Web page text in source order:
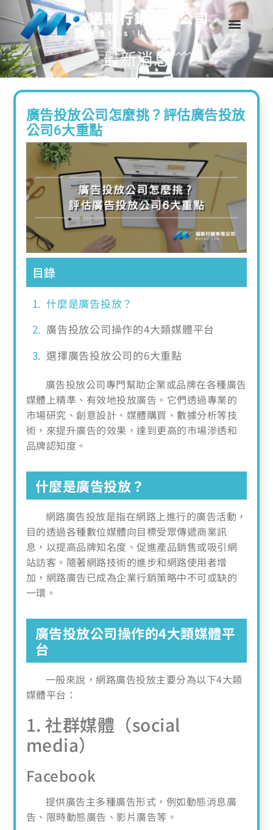
最新消息
廣告投放公司怎麼挑？評估廣告投放
公司6大重點
目錄
什麼是廣告投放？
廣告投放公司操作的4大類媒體平台
選擇廣告投放公司的6大重點
廣告投放公司專門幫助企業或品牌在各種廣告
媒體上精準、有效地投放廣告。它們透過專業的
市場研究、創意設計、媒體購買、數據分析等技
術，來提升廣告的效果，達到更高的市場滲透和
品牌認知度。
什麼是廣告投放？
網路廣告投放是指在網路上進行的廣告活動，
目的透過各種數位媒體向目標受眾傳遞商業訊
息，以提高品牌知名度、促進產品銷售或吸引網
站訪客。隨著網路技術的進步和網路使用者增
加，網路廣告已成為企業行銷策略中不可或缺的
一環。
廣告投放公司操作的4大類媒體平
台
一般來說，網路廣告投放主要分為以下4大類
媒體平台：
1. 社群媒體（social
media）
Facebook
提供廣告主多種廣告形式，例如動態消息廣
告、限時動態廣告、影片廣告等。